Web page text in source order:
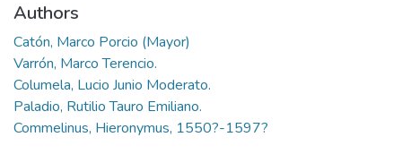
Authors
Catón, Marco Porcio (Mayor)
Varrón, Marco Terencio.
Columela, Lucio Junio Moderato.
Paladio, Rutilio Tauro Emiliano.
Commelinus, Hieronymus, 1550?-1597?